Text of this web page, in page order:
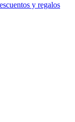
y regalos